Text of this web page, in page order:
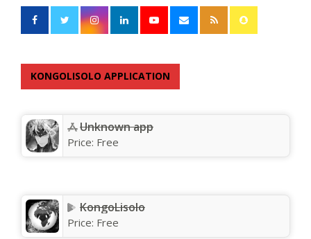
KONGOLISOLO APPLICATION
Unknown app
Price: Free
KongoLisolo
Price: Free